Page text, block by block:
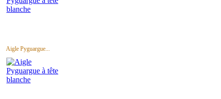
Aigle Pyguargue...